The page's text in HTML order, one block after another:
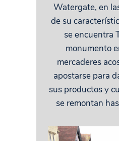
Watergate, en
de su
se encuentra
monumento
mercaderes
apostarse para
sus productos y
se remontan